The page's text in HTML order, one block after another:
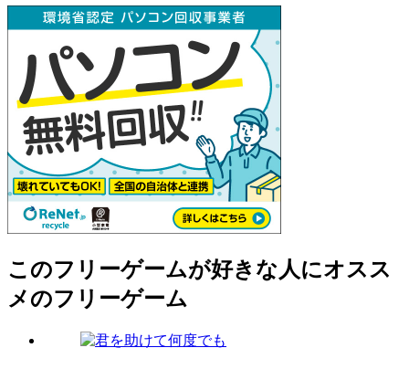
このフリーゲームが好きな人にオスス
メのフリーゲーム